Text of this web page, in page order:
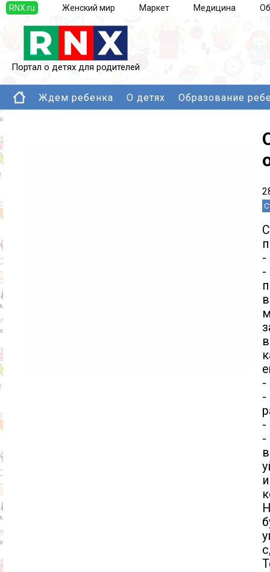
RNX.ru Женский мир Маркет Медицина
Портал о детях для родителей
Ждем ребенка О детях Образование
-
-
-
-
-
-